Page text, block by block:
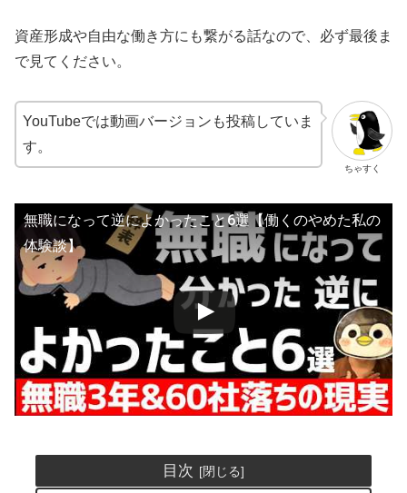
資産形成や自由な働き方にも繋がる話なので、必ず最後ま
で見てください。
ちゃすく
YouTubeでは動画バージョンも投稿していま
す。
無職になって逆によかったこと6選【働くのやめた私の
体験談】
目次